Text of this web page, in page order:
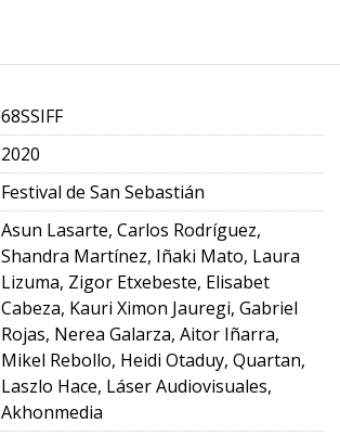
68SSIFF
2020
Festival de San Sebastián
Asun Lasarte, Carlos Rodríguez,
Shandra Martínez, Iñaki Mato, Laura
Lizuma, Zigor Etxebeste, Elisabet
Cabeza, Kauri Ximon Jauregi, Gabriel
Rojas, Nerea Galarza, Aitor Iñarra,
Mikel Rebollo, Heidi Otaduy, Quartan,
Laszlo Hace, Láser Audiovisuales,
Akhonmedia